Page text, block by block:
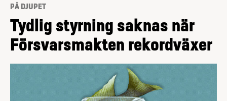
PÅ DJUPET
Tydlig styrning saknas när
Försvarsmakten rekordväxer